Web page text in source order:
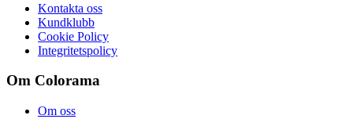
Kontakta oss
Kundklubb
Cookie Policy
Integritetspolicy
Om Colorama
Om oss